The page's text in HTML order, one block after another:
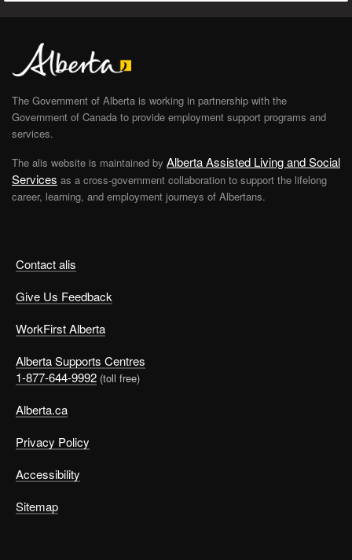
Contact alis
Give Us Feedback
WorkFirst Alberta
Alberta Supports Centres
1-877-644-9992 (toll free)
Alberta.ca
Privacy Policy
Accessibility
Sitemap
The Government of Alberta is working in partnership with the
Government of Canada to provide employment support programs and
services.
The alis website is maintained by Alberta Assisted Living and Social
Services as a cross-government collaboration to support the lifelong
career, learning, and employment journeys of Albertans.